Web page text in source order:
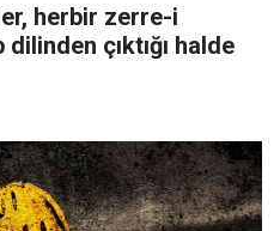
herbir zerre-i
çıktığı halde